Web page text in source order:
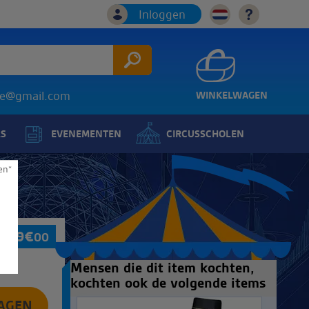
WINKELWAGEN
EVENEMENTEN CIRCUSSCHOLEN
369€00
Mensen die dit item kochten,
kochten ook de volgende items
Inloggen